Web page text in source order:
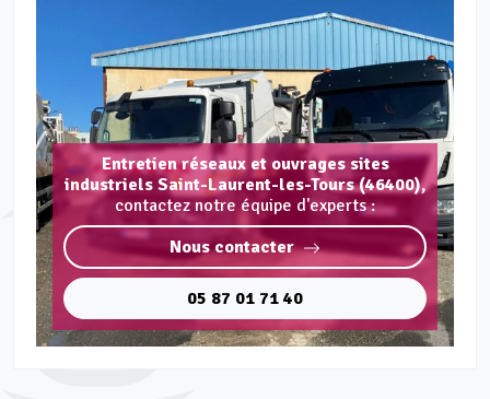
Entretien réseaux et ouvrages sites
industriels Saint-Laurent-les-Tours (46400),
contactez notre équipe d'experts :
Nous contacter
05 87 01 71 40